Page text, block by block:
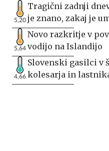
5,20
Tragični zadnji
je znano, zakaj je
5,64
Novo razkritje v
vodijo na Islandijo
4,66
Slovenski gasilci v
kolesarja in